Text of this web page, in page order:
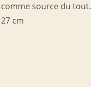
comme source du tout.
27 cm